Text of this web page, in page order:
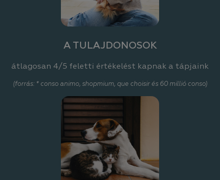
A TULAJDONOSOK
átlagosan 4/5 feletti értékelést kapnak a tápjaink
(forrás: * conso animo, shopmium, que choisir és 60 millió conso)